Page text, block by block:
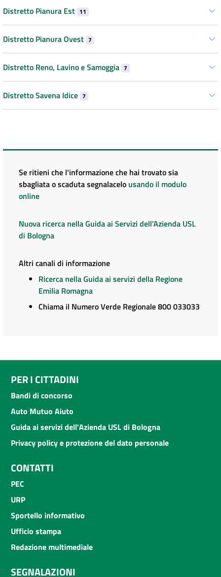
Distretto Pianura Est 11
Distretto Pianura Ovest 7
Distretto Reno, Lavino e Samoggia 7
Distretto Savena Idice 7
Se ritieni che l'informazione che hai trovato sia
sbagliata o scaduta segnalacelo usando il modulo
online
Nuova ricerca nella Guida ai Servizi dell'Azienda USL
di Bologna
Altri canali di informazione
Ricerca nella Guida ai servizi della Regione
Emilia Romagna
Chiama il Numero Verde Regionale 800 033033
PER I CITTADINI
Bandi di concorso
Auto Mutuo Aiuto
Guida ai servizi dell'Azienda USL di Bologna
Privacy policy e protezione del dato personale
CONTATTI
PEC
URP
Sportello informativo
Ufficio stampa
Redazione multimediale
SEGNALAZIONI